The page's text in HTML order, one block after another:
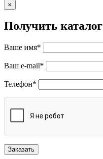
×
Получить каталог
Ваше имя*
Ваш e-mail*
Телефон*